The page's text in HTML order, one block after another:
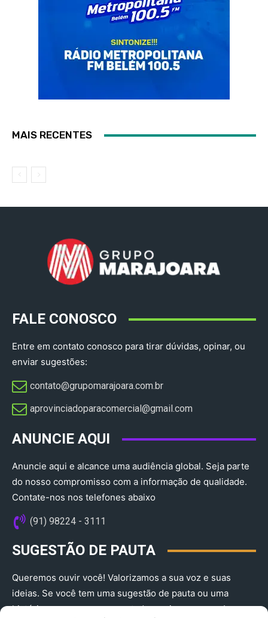
MAIS RECENTES
FALE CONOSCO
Entre em contato conosco para tirar dúvidas, opinar, ou
enviar sugestões:
contato@grupomarajoara.com.br
aprovinciadoparacomercial@gmail.com​
ANUNCIE AQUI
Anuncie aqui e alcance uma audiência global. Seja parte
do nosso compromisso com a informação de qualidade.
Contate-nos nos telefones abaixo
(91) 98224 - 3111
SUGESTÃO DE PAUTA
Queremos ouvir você! Valorizamos a sua voz e suas
ideias. Se você tem uma sugestão de pauta ou uma
história que merece ser contada, envie-nos agora!